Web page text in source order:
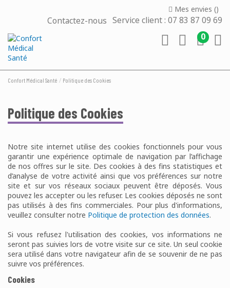
Mes envies ()
Contactez-nous Service client : 07 83 87 09 69
0
Confort Médical Santé Politique des Cookies
Politique des Cookies
Notre site internet utilise des cookies fonctionnels pour vous
garantir une expérience optimale de navigation par l’affichage
de nos offres sur le site. Des cookies à des fins statistiques et
d’analyse de votre activité ainsi que vos préférences sur notre
site et sur vos réseaux sociaux peuvent être déposés. Vous
pouvez les accepter ou les refuser. Les cookies déposés ne sont
pas utilisés à des fins commerciales. Pour plus d'informations,
veuillez consulter notre Politique de protection des données.
Si vous refusez l'utilisation des cookies, vos informations ne
seront pas suivies lors de votre visite sur ce site. Un seul cookie
sera utilisé dans votre navigateur afin de se souvenir de ne pas
suivre vos préférences.
Cookies